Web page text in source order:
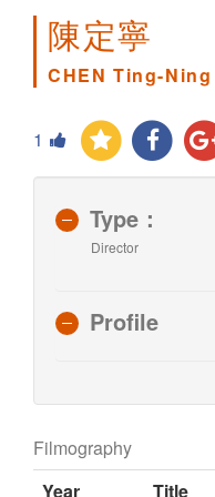
陳定寧
CHEN Ting-Ning
1
Type：
Director
Profile
Filmography
Year
Title